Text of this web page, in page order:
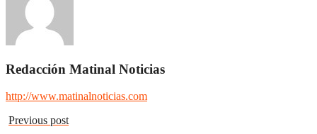
Redacción Matinal Noticias
http://www.matinalnoticias.com
Previous post